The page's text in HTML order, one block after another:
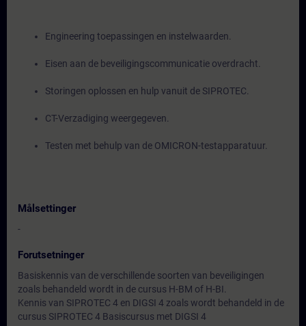
Engineering toepassingen en instelwaarden.
Eisen aan de beveiligingscommunicatie overdracht.
Storingen oplossen en hulp vanuit de SIPROTEC.
CT-Verzadiging weergegeven.
Testen met behulp van de OMICRON-testapparatuur.
Målsettinger
-
Forutsetninger
Basiskennis van de verschillende soorten van beveiligingen
zoals behandeld wordt in de cursus H-BM of H-BI.
Kennis van SIPROTEC 4 en DIGSI 4 zoals wordt behandeld in de
cursus SIPROTEC 4 Basiscursus met DIGSI 4